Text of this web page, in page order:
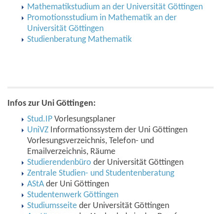
Mathematikstudium an der Universität Göttingen
Promotionsstudium in Mathematik an der
Universität Göttingen
Studienberatung Mathematik
Infos zur Uni Göttingen:
Stud.IP Vorlesungsplaner
UniVZ Informationssystem der Uni Göttingen
Vorlesungsverzeichnis, Telefon- und
Emailverzeichnis, Räume
Studierendenbüro der Universität Göttingen
Zentrale Studien- und Studentenberatung
AStAder Uni Göttingen
Studentenwerk Göttingen
Studiumsseite der Universität Göttingen